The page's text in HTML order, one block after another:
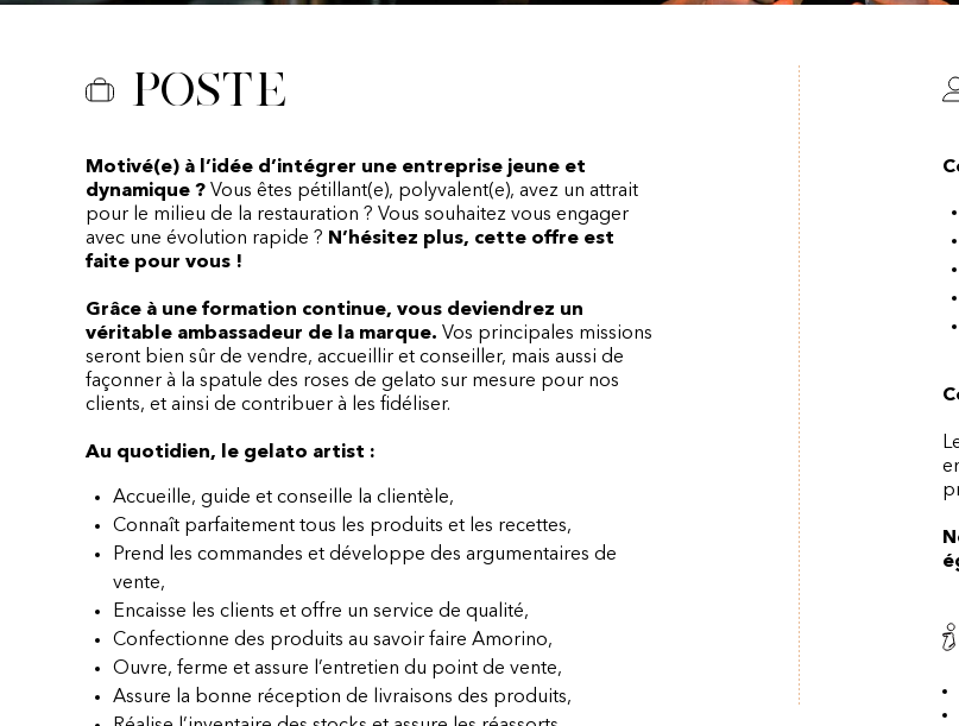
Poste
Motivé(e) à l’idée d’intégrer une entreprise jeune et
dynamique ? Vous êtes pétillant(e), polyvalent(e), avez un attrait
pour le milieu de la restauration ? Vous souhaitez vous engager
avec une évolution rapide ? N’hésitez plus, cette offre est
faite pour vous !
Grâce à une formation continue, vous deviendrez un
véritable ambassadeur de la marque. Vos principales missions
seront bien sûr de vendre, accueillir et conseiller, mais aussi de
façonner à la spatule des roses de gelato sur mesure pour nos
clients, et ainsi de contribuer à les fidéliser.
Au quotidien, le gelato artist :
Accueille, guide et conseille la clientèle,
Connaît parfaitement tous les produits et les recettes,
Prend les commandes et développe des argumentaires de
vente,
Encaisse les clients et offre un service de qualité,
Confectionne des produits au savoir faire Amorino,
Ouvre, ferme et assure l’entretien du point de vente,
Assure la bonne réception de livraisons des produits,